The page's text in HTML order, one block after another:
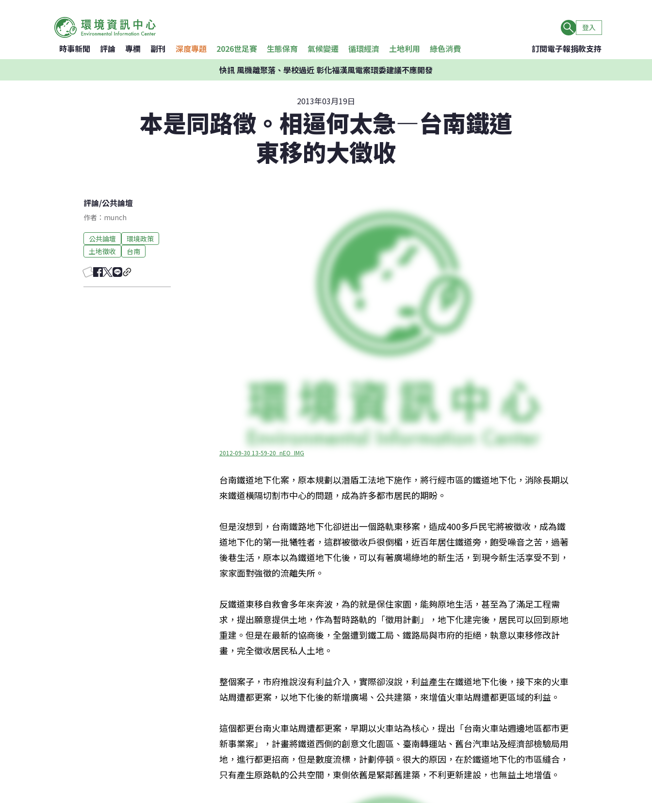
登入
時事新聞 評論 專欄 副刊 深度專題 2026世足賽 生態保育 氣候變遷 循環經濟 土地利用 綠色消費 訂閱電子報捐款支持
快訊風機離聚落、學校過近 彰化福漢風電案環委建議不應開發
2013年03月19日
本是同路徵。相逼何太急—台南鐵道
東移的大徵收
評論/公共論壇
作者：munch
公共論壇
環境政策
土地徵收
台南
2012-09-30 13-59-20_nEO_IMG
台南鐵道地下化案，原本規劃以潛盾工法地下施作，將行經市區的鐵道地下化，消除長期以
來鐵道橫隔切割市中心的問題，成為許多都市居民的期盼。
但是沒想到，台南鐵路地下化卻迸出一個路軌東移案，造成400多戶民宅將被徵收，成為鐵
道地下化的第一批犧牲者，這群被徵收戶很倒楣，近百年居住鐵道旁，飽受噪音之苦，過著
後巷生活，原本以為鐵道地下化後，可以有著廣場綠地的新生活，到現今新生活享受不到，
家家面對強徵的流離失所。
反鐵道東移自救會多年來奔波，為的就是保住家園，能夠原地生活，甚至為了滿足工程需
求，提出願意提供土地，作為暫時路軌的「徵用計劃」，地下化建完後，居民可以回到原地
重建。但是在最新的協商後，全盤遭到鐵工局、鐵路局與市府的拒絕，執意以東移修改計
畫，完全徵收居民私人土地。
整個案子，市府推說沒有利益介入，實際卻沒說，利益產生在鐵道地下化後，接下來的火車
站周遭都更案，以地下化後的新增廣場、公共建築，來增值火車站周遭都更區域的利益。
這個都更台南火車站周遭都更案，早期以火車站為核心，提出「台南火車站週邊地區都市更
新事業案」，計畫將鐵道西側的創意文化園區、臺南轉運站、舊台汽車站及經濟部檢驗局用
地，進行都更招商，但是數度流標，計劃停頓。很大的原因，在於鐵道地下化的市區縫合，
只有產生原路軌的公共空間，東側依舊是緊鄰舊建築，不利更新建設，也無益土地增值。